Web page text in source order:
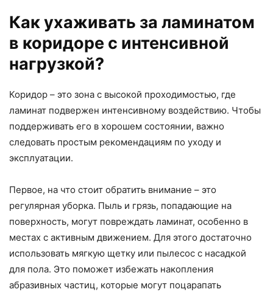
Как ухаживать за ламинатом
в коридоре с интенсивной
нагрузкой?
Коридор – это зона с высокой проходимостью, где
ламинат подвержен интенсивному воздействию. Чтобы
поддерживать его в хорошем состоянии, важно
следовать простым рекомендациям по уходу и
эксплуатации.
Первое, на что стоит обратить внимание – это
регулярная уборка. Пыль и грязь, попадающие на
поверхность, могут повреждать ламинат, особенно в
местах с активным движением. Для этого достаточно
использовать мягкую щетку или пылесос с насадкой
для пола. Это поможет избежать накопления
абразивных частиц, которые могут поцарапать